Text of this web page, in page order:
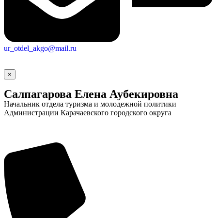
ur_otdel_akgo@mail.ru
×
Салпагарова Елена Аубекировна
Начальник отдела туризма и молодежной политики
Администрации Карачаевского городского округа